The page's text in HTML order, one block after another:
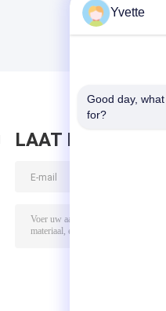
LAAT BERICHT
Yvette
Good day,
for?